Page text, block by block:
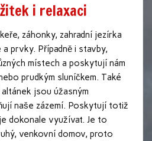
i relaxaci
záhonky, zahradní jezírka
prvky. Případně i stavby,
místech a poskytují nám
prudkým sluníčkem. Také
jsou úžasným
naše zázemí. Poskytují totiž
dokonale využívat. Je to
venkovní domov, proto